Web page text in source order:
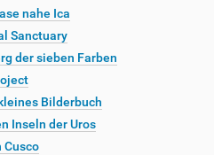
nahe Ica
Sanctuary
der sieben Farben
Bilderbuch
Inseln der Uros
Cusco